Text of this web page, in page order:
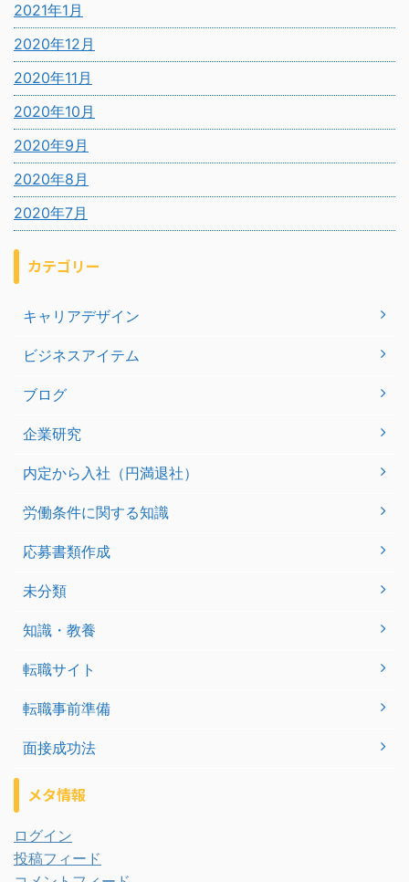
2021年1月
2020年12月
2020年11月
2020年10月
2020年9月
2020年8月
2020年7月
カテゴリー
キャリアデザイン
ビジネスアイテム
ブログ
企業研究
内定から入社（円満退社）
労働条件に関する知識
応募書類作成
未分類
知識・教養
転職サイト
転職事前準備
面接成功法
メタ情報
ログイン
投稿フィード